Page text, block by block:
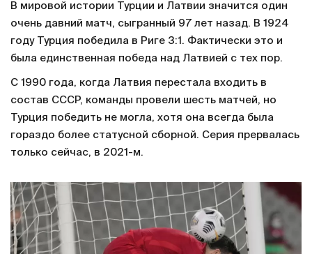
В мировой истории Турции и Латвии значится один
очень давний матч, сыгранный 97 лет назад. В 1924
году Турция победила в Риге 3:1. Фактически это и
была единственная победа над Латвией с тех пор.
С 1990 года, когда Латвия перестала входить в
состав СССР, команды провели шесть матчей, но
Турция победить не могла, хотя она всегда была
гораздо более статусной сборной. Серия прервалась
только сейчас, в 2021-м.